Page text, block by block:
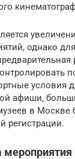
однако
условия
афиши,
в Москве
регистрации.